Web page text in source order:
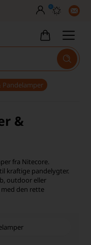
på Trustpilot
på Trustpilot
0
Pandelamper
&
fra Nitecore.
kraftige pandelygter.
outdoor eller
den rette